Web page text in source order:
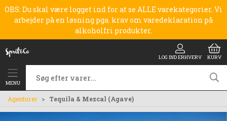
OBS: Du skal være logget ind for at se ALLE varekategorier. Vi
arbejder på en løsning pga. krav om varedeklaration på
alkoholfri produkter.
LOG IND ERHVERV KURV
MENU
Agenturer Tequila & Mezcal (Agave)